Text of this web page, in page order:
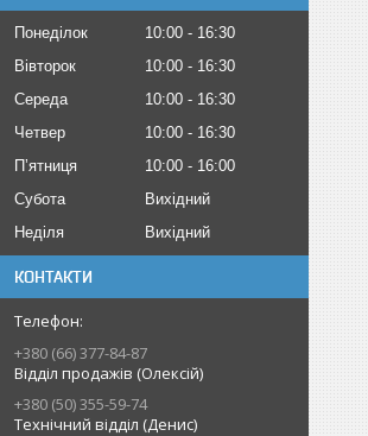
Понеділок 10:00
16:30
Вівторок
10:00
16:30
Середа
10:00
16:30
Четвер
10:00
16:30
Пʼятниця
10:00
16:00
Субота
Вихідний
Неділя
Вихідний
КОНТАКТИ
+380 (66) 377-84-87
Відділ продажів (Олексій)
+380 (50) 355-59-74
Технічний відділ (Денис)